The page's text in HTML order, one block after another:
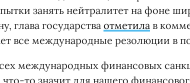
занять нейтралитет на фоне
глава государства отметила в
все международные резолюции в
международных финансовых
то значит для нашего